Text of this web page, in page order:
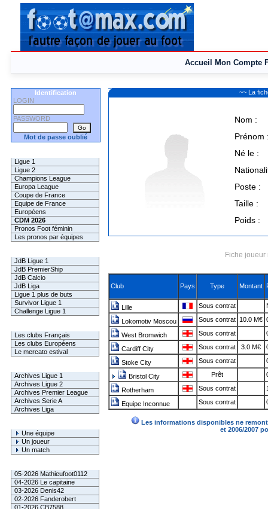
Accueil Mon Compte
Identification
LOGIN
PASSWORD
Mot de passe oublié
Ligue 1
Ligue 2
Champions League
Europa League
Coupe de France
Equipe de France
Européens
CDM 2026
Pronos Foot féminin
Les pronos par équipes
JdB Ligue 1
JdB PremierShip
JdB Calcio
JdB Liga
Ligue 1 plus de buts
Survivor Ligue 1
Challenge Ligue 1
Les clubs Français
Les clubs Européens
Le mercato estival
Archives Ligue 1
Archives Ligue 2
Archives Premier League
Archives Serie A
Archives Liga
Une équipe
Un joueur
Un match
05-2026 Mathieufoot0112
04-2026 Le capitaine
03-2026 Denis42
02-2026 Fanderobert
01-2026 CB7588
~~ La
Nom :
Prénom
Né le :
Poste :
Taille :
Poids :
Fiche
Club Pays Type Montant
Lille Sous contrat
Lokomotiv Moscou Sous contrat 10.0 M€
West Bromwich Sous contrat
Cardiff City Sous contrat 3.0 M€
Stoke City Sous contrat
Bristol City Prêt
Rotherham Sous contrat
Equipe Inconnue Sous contrat
Les informations disponibles ne
et 2006/2007